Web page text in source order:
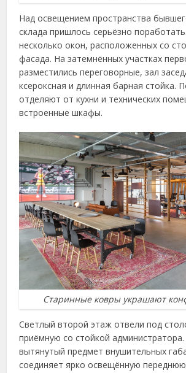
Над освещением пространства
склада пришлось серьёзно
несколько окон, расположенных со
фасада. На затемнённых участках
разместились переговорные, зал
ксероксная и длинная барная стойка.
отделяют от кухни и технических
встроенные шкафы.
Старинные ковры украшают
Светлый второй этаж отвели под
приёмную со стойкой
вытянутый предмет внушительных
соединяет ярко освещённую переднюю